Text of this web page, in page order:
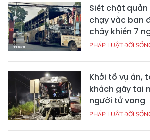
Siết chặt quản
chạy vào ban
cháy khiến 7
PHÁP LUẬT ĐỜI
Khởi tố vụ án,
khách gây tai
người tử vong
PHÁP LUẬT ĐỜI